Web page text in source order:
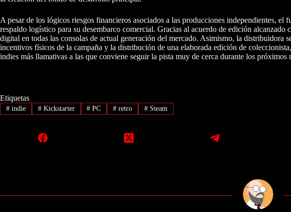
A pesar de los lógicos riesgos financieros asociados a las producciones independientes, el
respaldo logístico para su desembarco comercial. Gracias al acuerdo de edición
digital en todas las consolas de actual generación del mercado. Asimismo, la distribuidora
incentivos físicos de la campaña y la distribución de una elaborada edición de
indies más llamativas a las que conviene seguir la pista muy de cerca durante los próximos
Etiquetas
#indie #Kickstarter # PC # retro # Steam